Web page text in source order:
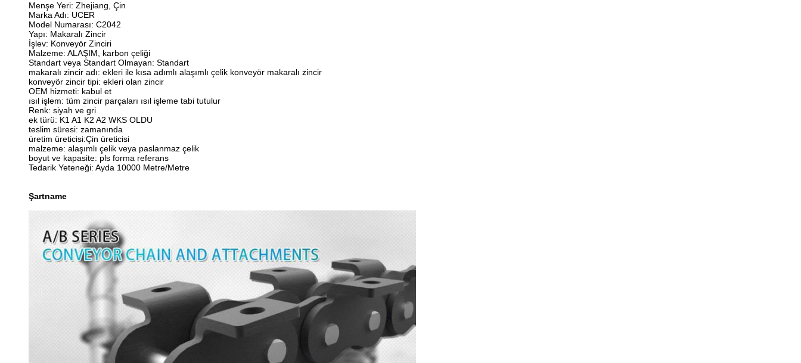
Menşe Yeri: Zhejiang, Çin
Marka Adı: UCER
Model Numarası: C2042
Yapı: Makaralı Zincir
İşlev: Konveyör Zinciri
Malzeme: ALAŞIM, karbon çeliği
Standart veya Standart Olmayan: Standart
makaralı zincir adı: ekleri ile kısa adımlı alaşımlı çelik konveyör makaralı zincir
konveyör zincir tipi: ekleri olan zincir
OEM hizmeti: kabul et
ısıl işlem: tüm zincir parçaları ısıl işleme tabi tutulur
Renk: siyah ve gri
ek türü: K1 A1 K2 A2 WKS OLDU
teslim süresi: zamanında
üretim üreticisi:Çin üreticisi
malzeme: alaşımlı çelik veya paslanmaz çelik
boyut ve kapasite: pls forma referans
Tedarik Yeteneği: Ayda 10000 Metre/Metre
Şartname